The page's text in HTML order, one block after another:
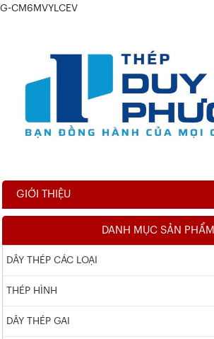
G-CM6MVYLCEV
GIỚI THIỆU
DANH MỤC SẢN PHẨM
DÂY THÉP CÁC LOẠI
THÉP HÌNH
DÂY THÉP GAI